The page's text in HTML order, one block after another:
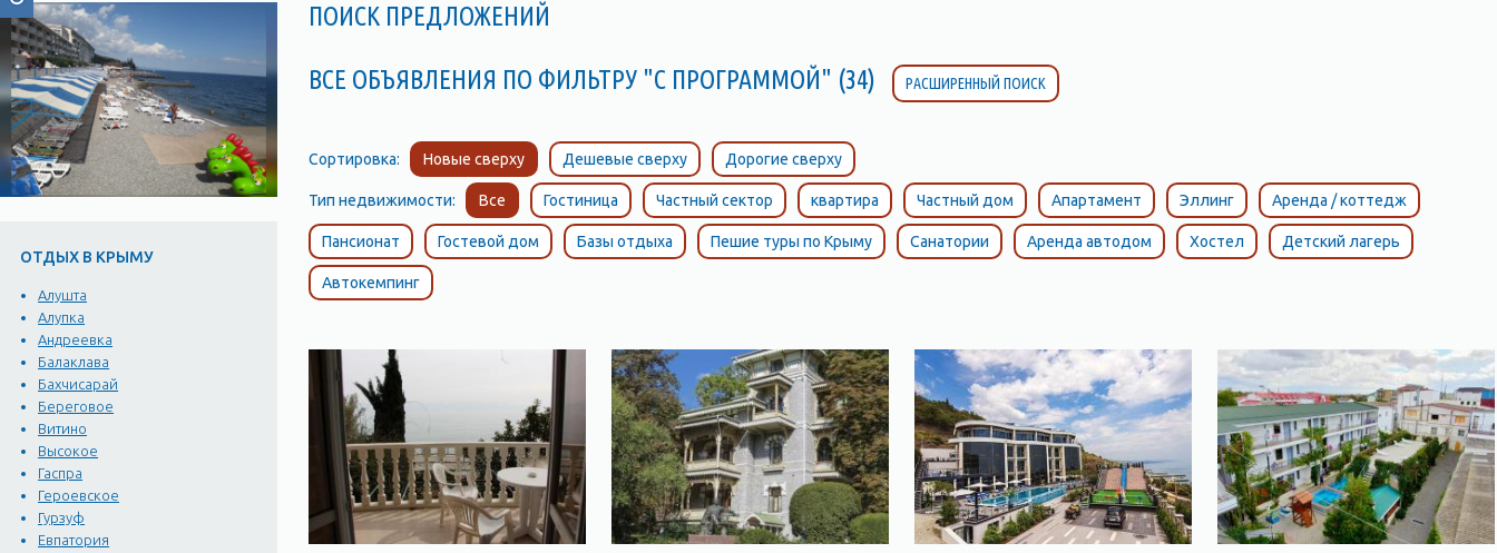
ОТДЫХ В КРЫМУ
Алушта
Алупка
Андреевка
Балаклава
Бахчисарай
Береговое
Витино
Высокое
Гаспра
Героевское
Гурзуф
Евпатория
ПОИСК ПРЕДЛОЖЕНИЙ
ВСЕ ОБЪЯВЛЕНИЯ ПО ФИЛЬТРУ "С ПРОГРАММОЙ" (34) РАСШИРЕННЫЙ ПОИСК
Сортировка: Новые сверху Дешевые сверху Дорогие сверху
Тип недвижимости: Все Гостиница Частный сектор квартира Частный дом Апартамент Эллинг Аренда / коттедж
Пансионат Гостевой дом Базы отдыха Пешие туры по Крыму Санатории Аренда автодом Хостел Детский лагерь
Автокемпинг